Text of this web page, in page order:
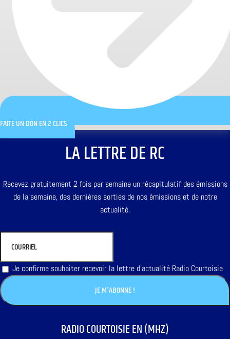
FAITE UN DON EN 2 CLICS
LA LETTRE DE RC
Recevez gratuitement 2 fois par semaine un récapitulatif des émissions
de la semaine, des dernières sorties de nos émissions et de notre
actualité.
Je confirme souhaiter recevoir la lettre d'actualité Radio Courtoisie
RADIO COURTOISIE EN (MHZ)